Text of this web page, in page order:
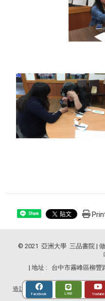
Facebook LINE Youtube
Share
© 2021 亞洲大學 三品書院 |
| 地址 : 台中市霧峰區柳豐
造訪人次 : 2841249